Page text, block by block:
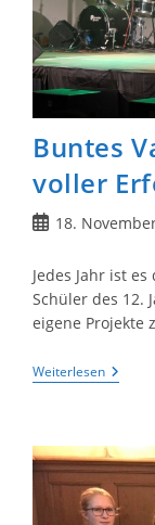
Buntes
voller
Beitrag
18.
Jedes Jahr ist
Schüler des 12.
eigene Projekte
WeiterlesenBuntes
Varieté
Ein
Voller
Erfolg